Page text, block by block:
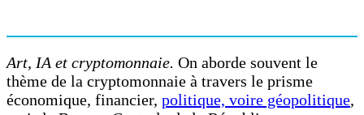
Art, IA et cryptomonnaie. On aborde souvent le
thème de la cryptomonnaie à travers le prisme
économique, financier, politique, voire géopolitique,